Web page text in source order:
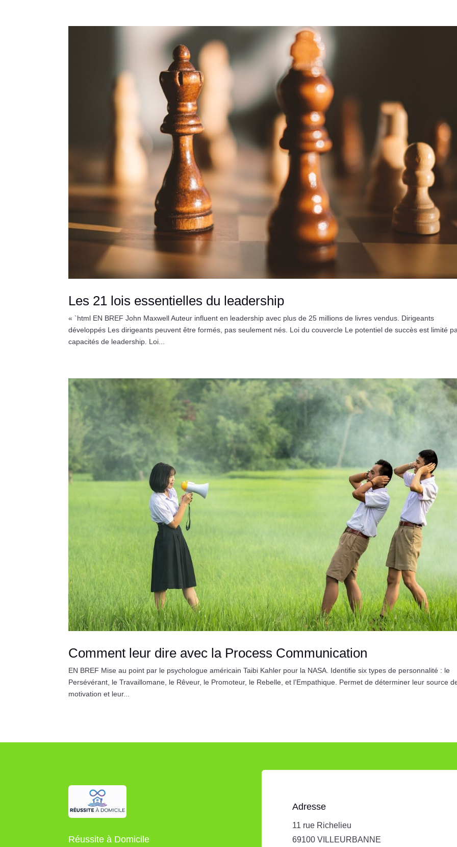
Les 21 lois essentielles du leadership
« `html EN BREF John Maxwell Auteur influent en leadership avec plus de 25 millions de livres vendus. Dirigeants
développés Les dirigeants peuvent être formés, pas seulement nés. Loi du couvercle Le potentiel de succès est limité
capacités de leadership. Loi...
Comment leur dire avec la Process Communication
EN BREF Mise au point par le psychologue américain Taibi Kahler pour la NASA. Identifie six types de personnalité : le
Persévérant, le Travaillomane, le Rêveur, le Promoteur, le Rebelle, et l’Empathique. Permet de déterminer leur source
motivation et leur...
Réussite à Domicile
Adresse
11 rue Richelieu
69100 VILLEURBANNE